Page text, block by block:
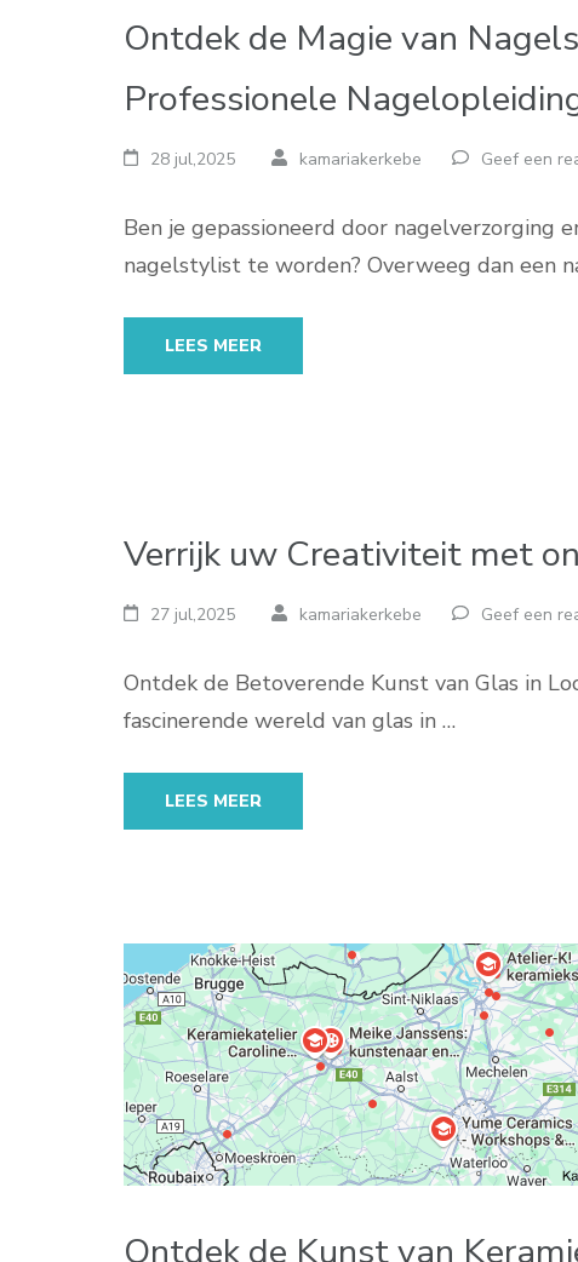
Ontdek de Magie van
Professionele
28 jul,2025 kamariakerkebe Geef een
Ben je gepassioneerd door nagelverzorging
nagelstylist te worden? Overweeg dan een
LEES MEER
Verrijk uw Creativiteit met
27 jul,2025 kamariakerkebe Geef een
Ontdek de Betoverende Kunst van Glas in
fascinerende wereld van glas in …
LEES MEER
Ontdek de Kunst van